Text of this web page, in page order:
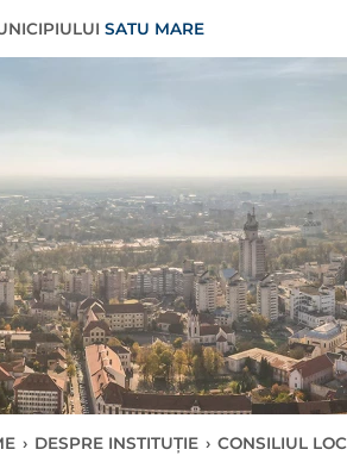
SATU MARE
› DESPRE INSTITUȚIE › CONSILIUL